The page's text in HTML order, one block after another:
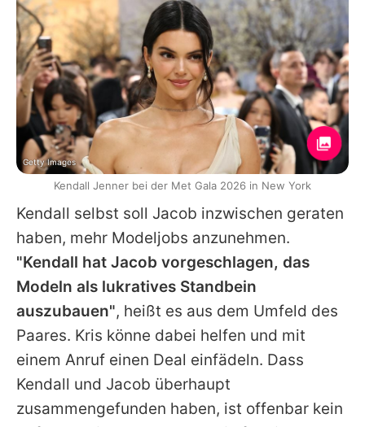
Kendall selbst soll Jacob inzwischen geraten
haben, mehr Modeljobs anzunehmen.
"Kendall hat Jacob vorgeschlagen, das
Modeln als lukratives Standbein
auszubauen", heißt es aus dem Umfeld des
Paares. Kris könne dabei helfen und mit
einem Anruf einen Deal einfädeln. Dass
Kendall und Jacob überhaupt
zusammengefunden haben, ist offenbar kein
Getty Images
Kendall Jenner bei der Met Gala 2026 in New York